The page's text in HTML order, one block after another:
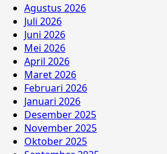
Agustus 2026
Juli 2026
Juni 2026
Mei 2026
April 2026
Maret 2026
Februari 2026
Januari 2026
Desember 2025
November 2025
Oktober 2025